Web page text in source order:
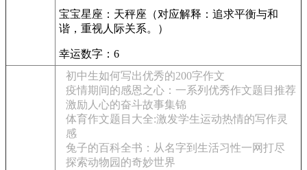
宝宝星座：天秤座（对应解释：追求平衡与和
谐，重视人际关系。）
幸运数字：6
初中生如何写出优秀的200字作文
疫情期间的感恩之心：一系列优秀作文题目推荐
激励人心的奋斗故事集锦
体育作文题目大全:激发学生运动热情的写作灵
感
兔子的百科全书：从名字到生活习性一网打尽
探索动物园的奇妙世界